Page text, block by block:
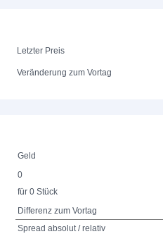
Letzter Preis
Veränderung zum Vortag
Geld
0
für 0 Stück
Differenz zum Vortag
Spread absolut / relativ